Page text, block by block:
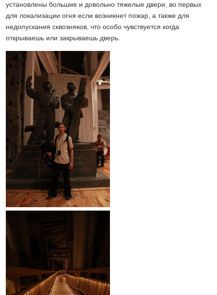
установлены большие и довольно тяжелые двери, во первых
для локализации огня если возникнет пожар, а также для
недопускания сквозняков, что особо чувствуется когда
открываешь или закрываешь дверь.